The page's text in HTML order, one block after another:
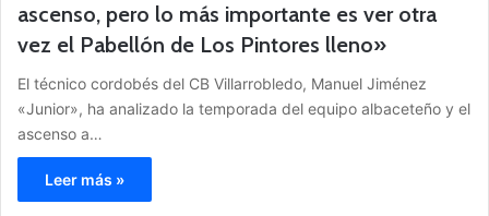
ascenso, pero lo más importante es ver otra
vez el Pabellón de Los Pintores lleno»
El técnico cordobés del CB Villarrobledo, Manuel Jiménez
«Junior», ha analizado la temporada del equipo albaceteño y el
ascenso a…
Leer más »